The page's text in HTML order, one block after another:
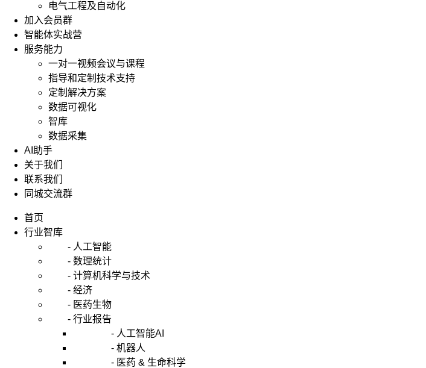
电气工程及自动化
加入会员群
智能体实战营
服务能力
一对一视频会议与课程
指导和定制技术支持
定制解决方案
数据可视化
智库
数据采集
AI助手
关于我们
联系我们
同城交流群
首页
行业智库
- 人工智能
- 数理统计
- 计算机科学与技术
- 经济
- 医药生物
- 行业报告
- 人工智能AI
- 机器人
- 医药 & 生命科学